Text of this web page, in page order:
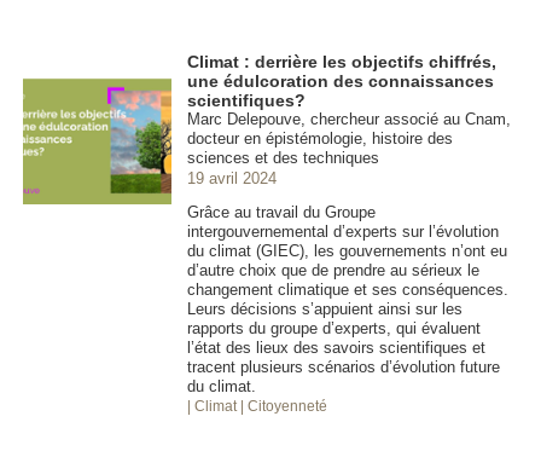
Climat : derrière les objectifs chiffrés,
une édulcoration des connaissances
scientifiques?
Marc Delepouve, chercheur associé au Cnam,
docteur en épistémologie, histoire des
sciences et des techniques
19 avril 2024
Grâce au travail du Groupe
intergouvernemental d’experts sur l’évolution
du climat (GIEC), les gouvernements n’ont eu
d’autre choix que de prendre au sérieux le
changement climatique et ses conséquences.
Leurs décisions s’appuient ainsi sur les
rapports du groupe d’experts, qui évaluent
l’état des lieux des savoirs scientifiques et
tracent plusieurs scénarios d’évolution future
du climat.
| Climat | Citoyenneté